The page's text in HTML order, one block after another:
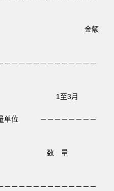
－－－－－－－－－－－－－
称 1至3月
－－－－－
数 量
－－－－－－－－－－－－－